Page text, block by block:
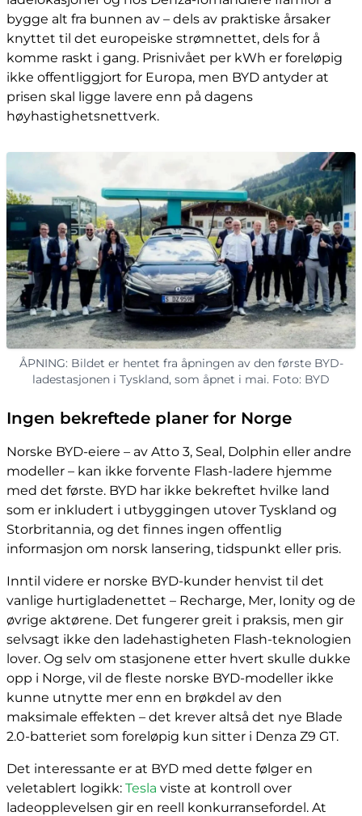
bygge alt fra bunnen av – dels av praktiske årsaker
knyttet til det europeiske strømnettet, dels for å
komme raskt i gang. Prisnivået per kWh er foreløpig
ikke offentliggjort for Europa, men BYD antyder at
prisen skal ligge lavere enn på dagens
høyhastighetsnettverk.
ÅPNING: Bildet er hentet fra åpningen av den første BYD-
ladestasjonen i Tyskland, som åpnet i mai. Foto: BYD
Ingen bekreftede planer for Norge
Norske BYD-eiere – av Atto 3, Seal, Dolphin eller andre
modeller – kan ikke forvente Flash-ladere hjemme
med det første. BYD har ikke bekreftet hvilke land
som er inkludert i utbyggingen utover Tyskland og
Storbritannia, og det finnes ingen offentlig
informasjon om norsk lansering, tidspunkt eller pris.
Inntil videre er norske BYD-kunder henvist til det
vanlige hurtigladenettet – Recharge, Mer, Ionity og de
øvrige aktørene. Det fungerer greit i praksis, men gir
selvsagt ikke den ladehastigheten Flash-teknologien
lover. Og selv om stasjonene etter hvert skulle dukke
opp i Norge, vil de fleste norske BYD-modeller ikke
kunne utnytte mer enn en brøkdel av den
maksimale effekten – det krever altså det nye Blade
2.0-batteriet som foreløpig kun sitter i Denza Z9 GT.
Det interessante er at BYD med dette følger en
veletablert logikk: Tesla viste at kontroll over
ladeopplevelsen gir en reell konkurransefordel. At